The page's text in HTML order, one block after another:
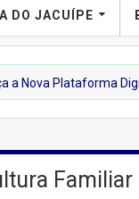
DO JACUÍPE
Digital Dedicada